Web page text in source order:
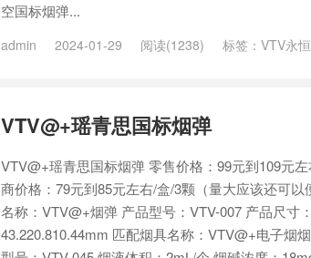
空国标烟弹...
admin 2024-01-29 阅读(1238) 标签： VTV永恒
VTV@+瑶青思国标烟弹
VTV@+瑶青思国标烟弹 零售价格：99元到109元
商价格：79元到85元左右/盒/3颗（量大应该还可以
名称：VTV@+烟弹 产品型号：VTV-007 产品尺寸：
43.220.810.44mm 匹配烟具名称：VTV@+电子烟